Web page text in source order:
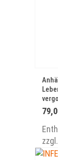
zzgl.